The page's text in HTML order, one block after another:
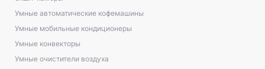
Умные автоматические кофемашины
Умные мобильные кондиционеры
Умные конвекторы
Умные очистители воздуха